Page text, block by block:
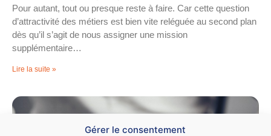
Gérer le consentement
Pour autant, tout ou presque reste à faire. Car cette question
d’attractivité des métiers est bien vite reléguée au second plan
dès qu’il s’agit de nous assigner une mission
supplémentaire…
Lire la suite »